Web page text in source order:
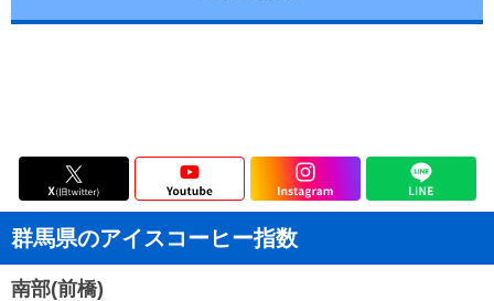
群馬県のアイスコーヒー指数
南部(前橋)